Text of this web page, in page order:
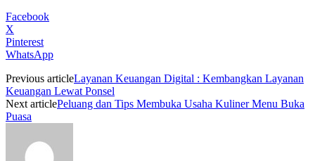
Facebook
X
Pinterest
WhatsApp
Previous articleLayanan Keuangan Digital : Kembangkan Layanan
Keuangan Lewat Ponsel
Next articlePeluang dan Tips Membuka Usaha Kuliner Menu Buka
Puasa